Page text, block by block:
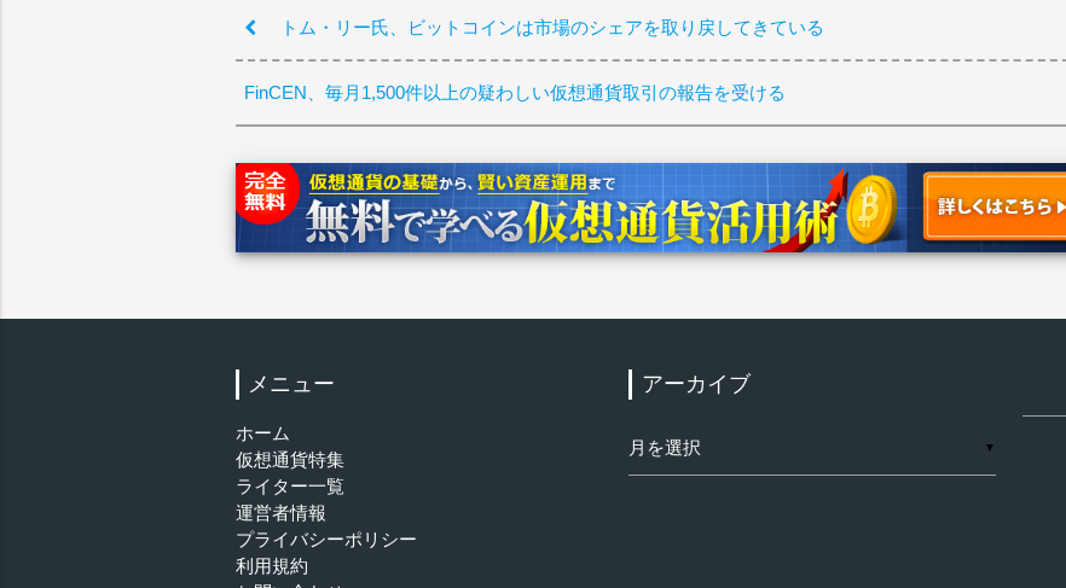
トム・リー氏、ビットコインは市場のシェアを取り戻してきている
FinCEN、毎月1,500件以上の疑わしい仮想通貨取引の報告を受ける
メニュー
ホーム
仮想通貨特集
ライター一覧
運営者情報
プライバシーポリシー
利用規約
アーカイブ
ー
カ
▼
索: